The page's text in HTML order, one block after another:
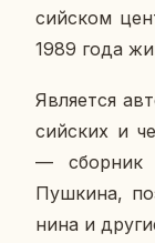
сий­ском
1989 года
Яв­ля­ет­ся
сий­ских и
— сбор­ник
Пуш­ки­на,
ни­на и